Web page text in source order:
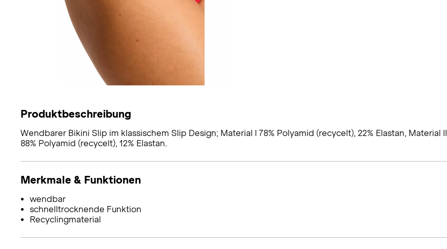
Produktbeschreibung
Wendbarer Bikini Slip im klassischem Slip Design; Material I 78% Polyamid (recycelt), 22% Elastan, Material II
88% Polyamid (recycelt), 12% Elastan.
Merkmale & Funktionen
wendbar
schnelltrocknende Funktion
Recyclingmaterial